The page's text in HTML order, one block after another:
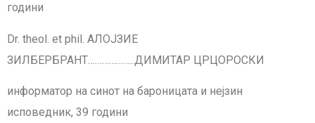
години
Dr. theol. еt phil. АЛОЈЗИЕ
ЗИЛБЕРБРАНТ………………..ДИМИТАР ЦРЦОРОСКИ
информатор на синот на бароницата и нејзин
исповедник, 39 години